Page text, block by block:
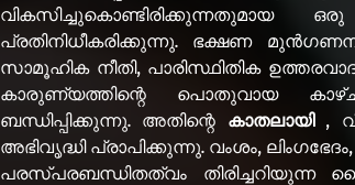
പ്രതിനിധീകരിക്കുന്നു. ഭക്ഷണ
സാമൂഹിക നീതി, പാരിസ്ഥിതിക
കാരുണ്യത്തിന്റെ പൊതുവായ
ബന്ധിപ്പിക്കുന്നു. അതിന്റെ കാതലായി,
അഭിവൃദ്ധി പ്രാപിക്കുന്നു. വംശം,
പരസ്പരബന്ധിതത്വം